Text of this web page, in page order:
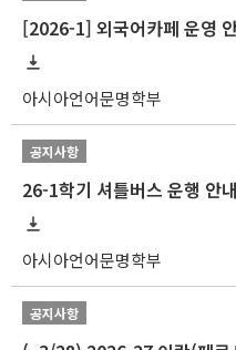
[2026-1] 외국어카페 운영
아시아언어문명학부
공지사항
26-1학기 셔틀버스 운행 안내
아시아언어문명학부
공지사항